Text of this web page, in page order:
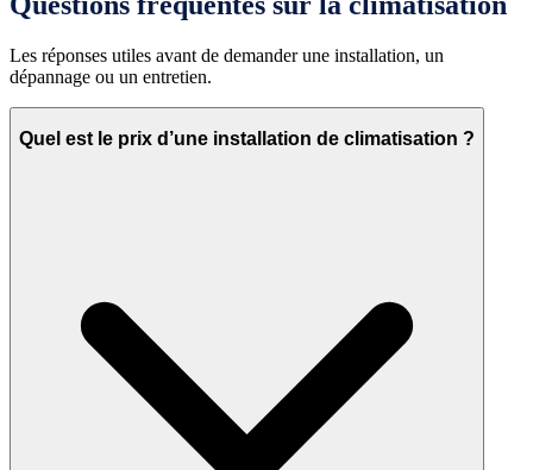
Les réponses utiles avant de demander une installation, un
dépannage ou un entretien.
Quel est le prix d’une installation de climatisation ?